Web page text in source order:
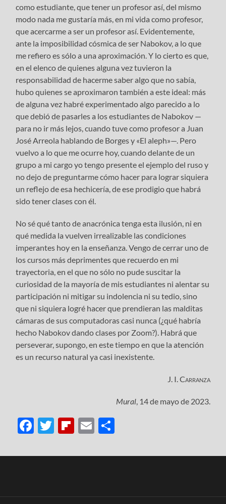
como estudiante, que tener un profesor así, del mismo
modo nada me gustaría más, en mi vida como profesor,
que acercarme a ser un profesor así. Evidentemente,
ante la imposibilidad cósmica de ser Nabokov, a lo que
me refiero es sólo a una aproximación. Y lo cierto es que,
en el elenco de quienes alguna vez tuvieron la
responsabilidad de hacerme saber algo que no sabía,
hubo quienes se aproximaron también a este ideal: más
de alguna vez habré experimentado algo parecido a lo
que debió de pasarles a los estudiantes de Nabokov —
para no ir más lejos, cuando tuve como profesor a Juan
José Arreola hablando de Borges y «El aleph»—. Pero
vuelvo a lo que me ocurre hoy, cuando delante de un
grupo a mi cargo yo tengo presente el ejemplo del ruso y
no dejo de preguntarme cómo hacer para lograr siquiera
un reflejo de esa hechicería, de ese prodigio que habrá
sido tener clases con él.
No sé qué tanto de anacrónica tenga esta ilusión, ni en
qué medida la vuelven irrealizable las condiciones
imperantes hoy en la enseñanza. Vengo de cerrar uno de
los cursos más deprimentes que recuerdo en mi
trayectoria, en el que no sólo no pude suscitar la
curiosidad de la mayoría de mis estudiantes ni alentar su
participación ni mitigar su indolencia ni su tedio, sino
que ni siquiera logré hacer que prendieran las malditas
cámaras de sus computadoras casi nunca (¿qué habría
hecho Nabokov dando clases por Zoom?). Habrá que
perseverar, supongo, en este tiempo en que la atención
es un recurso natural ya casi inexistente.
J. I. Carranza
Mural, 14 de mayo de 2023.
Facebook
Twitter
Flipboard
Email